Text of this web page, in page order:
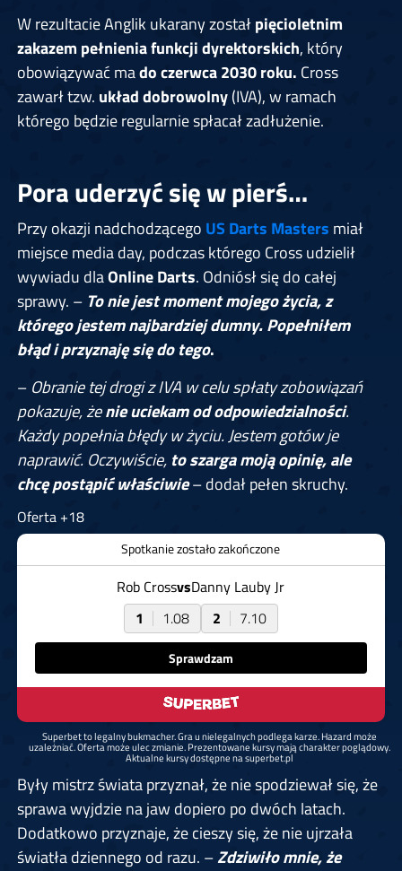
W rezultacie Anglik ukarany zostałpięcioletnim
zakazem pełnienia funkcji dyrektorskich, który
obowiązywać mado czerwca 2030 roku. Cross
zawarł tzw. układ dobrowolny(IVA), w ramach
którego będzie regularnie spłacał zadłużenie.
Pora uderzyć się w pierś…
Przy okazji nadchodzącego US Darts Masters miał
miejsce media day, podczas którego Cross udzielił
wywiadu dlaOnline Darts. Odniósł się do całej
sprawy. – To nie jest moment mojego życia, z
którego jestem najbardziej dumny. Popełniłem
błąd i przyznaję się do tego.
– Obranie tej drogi z IVA w celu spłaty zobowiązań
pokazuje, żenie uciekam od odpowiedzialności.
Każdy popełnia błędy w życiu. Jestem gotów je
naprawić. Oczywiście, to szarga moją opinię, ale
chcę postąpić właściwie– dodał pełen skruchy.
Oferta +18
Spotkanie zostało zakończone
Rob CrossvsDanny Lauby Jr
1
1.08 2 7.10
Sprawdzam
Superbet to legalny bukmacher. Gra u nielegalnych podlega karze. Hazard może
uzależniać. Oferta może ulec zmianie. Prezentowane kursy mają charakter poglądowy.
Aktualne kursy dostępne na superbet.pl
Były mistrz świata przyznał, że nie spodziewał się, że
sprawa wyjdzie na jaw dopiero po dwóch latach.
Dodatkowo przyznaje, że cieszy się, że nie ujrzała
światła dziennego od razu. –Zdziwiło mnie, że